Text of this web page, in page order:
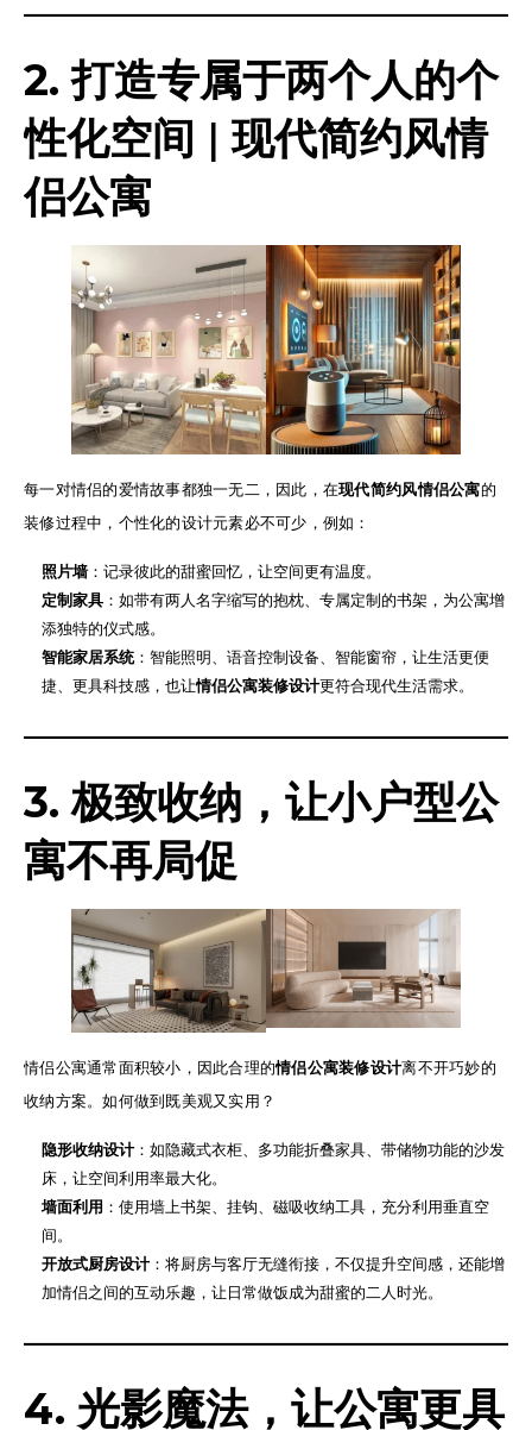
2. 打造专属于两个人的个
性化空间 |现代简约风情
侣公寓
每一对情侣的爱情故事都独一无二，因此，在现代简约风情侣公寓的
装修过程中，个性化的设计元素必不可少，例如：
照片墙：记录彼此的甜蜜回忆，让空间更有温度。
定制家具 ：如带有两人名字缩写的抱枕、专属定制的书架，为公寓增
添独特的仪式感。
智能家居系统：智能照明、语音控制设备、智能窗帘，让生活更便
捷、更具科技感，也让情侣公寓装修设计更符合现代生活需求。
3. 极致收纳，让小户型公
寓不再局促
情侣公寓通常面积较小，因此合理的情侣公寓装修设计离不开巧妙的
收纳方案。如何做到既美观又实用？
隐形收纳设计：如隐藏式衣柜、多功能折叠家具、带储物功能的沙发
床，让空间利用率最大化。
墙面利用 ：使用墙上书架、挂钩、磁吸收纳工具，充分利用垂直空
间。
开放式厨房设计：将厨房与客厅无缝衔接，不仅提升空间感，还能增
加情侣之间的互动乐趣，让日常做饭成为甜蜜的二人时光。
4. 光影魔法，让公寓更具